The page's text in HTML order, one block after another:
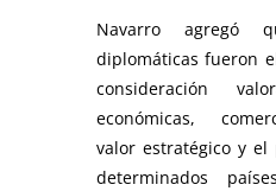
Navarro agregó
diplomáticas fueron
consideración
económicas,
valor estratégico y el
determinados